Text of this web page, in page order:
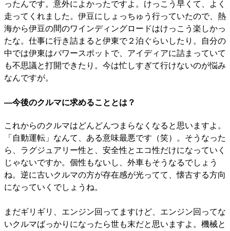
ったんです。意外によかったですよ。けっこう早くて、よく
走ってくれました。伊豆にしょっちゅう行っていたので、熱
海から伊豆の間のワインディングロードはけっこう楽しかっ
たな。仕事に行き詰まると伊東で２泊ぐらいしたり。自分の
中では伊東はパワースポットで、アイディアに詰まっていて
も不思議と打開できたり。今は忙しすぎて行けないのが悩み
なんですが。
―今後のクルマに求めることとは？
これからのクルマはどんどんつまらなくなると思いますよ。
「自動運転」なんて、ある意味最悪です（笑）。そうなった
ら、ラグジュアリー性と、安全性とエコ性だけになっていく
じゃないですか。個性もないし、外車もそうなるでしょう
ね。逆に古いクルマの方が存在感が光ってて、懐古する方向
になっていくでしょうね。
まだギリギリ、エンジン回ってますけど、エンジン回ってな
いクルマばっかりになったら世も末だと思いますよ。機械と